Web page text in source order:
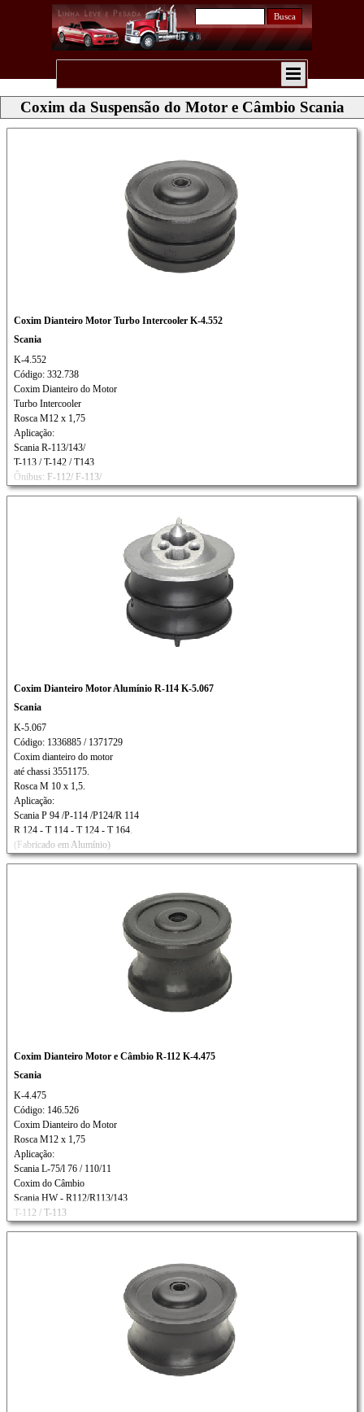
Busca
Coxim da Suspensão do Motor e Câmbio Scania
Coxim Dianteiro Motor Turbo Intercooler K-4.552
Scania
K-4.552
Código: 332.738
Coxim Dianteiro do Motor
Turbo Intercooler
Rosca M12 x 1,75
Aplicação:
Scania R-113/143/
T-113 / T-142 / T143
Ônibus: F-112/ F-113/
K-112/ K-113 / L113
Coxim Dianteiro Motor Alumínio R-114 K-5.067
Scania
K-5.067
Código: 1336885 / 1371729
Coxim dianteiro do motor
até chassi 3551175.
Rosca M 10 x 1,5.
Aplicação:
Scania P 94 /P-114 /P124/R 114
R 124 - T 114 - T 124 - T 164.
(Fabricado em Alumínio)
Coxim Dianteiro Motor e Câmbio R-112 K-4.475
Scania
K-4.475
Código: 146.526
Coxim Dianteiro do Motor
Rosca M12 x 1,75
Aplicação:
Scania L-75/l 76 / 110/11
Coxim do Câmbio
Scania HW - R112/R113/143
T-112 / T-113